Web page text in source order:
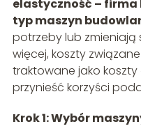
elastyczność –
typ maszyn
potrzeby lub zmieniają
więcej, koszty
traktowane jako
przynieść korzyści
Krok 1: Wybór